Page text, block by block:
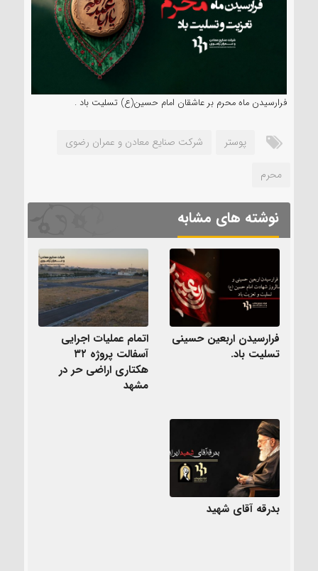
فرارسیدن ماه محرم بر عاشقان امام حسین(ع) تسلیت باد .
پوستر شرکت صنایع معادن و عمران رضوی
محرم
نوشته های مشابه
فرارسیدن اربعین حسینی
تسلیت باد.
اتمام عملیات اجرایی
آسفالت پروژه ۳۲
هکتاری اراضی حر در
مشهد
بدرقه آقای شهید